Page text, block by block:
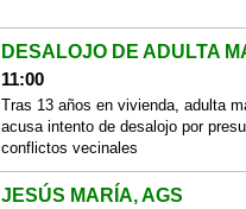
DESALOJO DE ADULTA
11:00
Tras 13 años en vivienda, adulta
acusa intento de desalojo por
conflictos vecinales
JESÚS MARÍA, AGS